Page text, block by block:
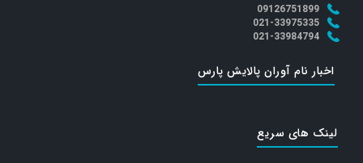
09126751899
021-33975335
021-33984794
اخبار نام آوران پالایش پارس
لینک های سریع